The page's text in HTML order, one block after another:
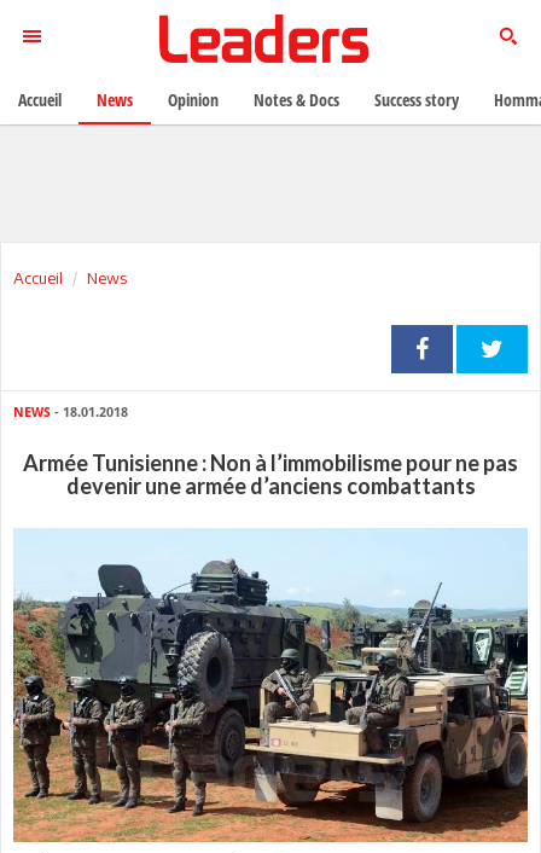
Accueil News
NEWS - 18.01.2018
Armée Tunisienne : Non à l’immobilisme pour ne pas
devenir une armée d’anciens combattants
Accueil News Opinion Notes & Docs Success story